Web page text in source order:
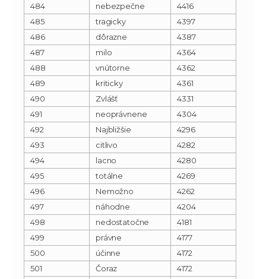
484
nebezpečne
4416
485
tragicky
4397
486
dôrazne
4387
487
milo
4364
488
vnútorne
4362
489
kriticky
4361
490
Zvlášť
4331
491
neoprávnene
4304
492
Najbližšie
4296
493
citlivo
4282
494
lacno
4280
495
totálne
4269
496
Nemožno
4262
497
náhodne
4204
498
nedostatočne
4181
499
právne
4177
500
účinne
4172
501
Čoraz
4172